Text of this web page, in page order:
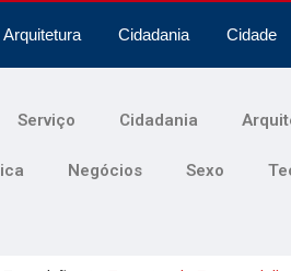
Arquitetura Cidadania Cidade
Serviço Cidadania
Negócios Sexo